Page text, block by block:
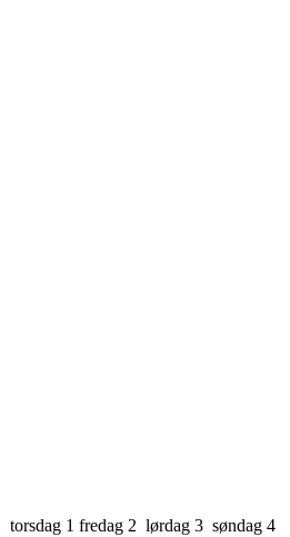
torsdag 1 fredag 2 lørdag 3 søndag 4